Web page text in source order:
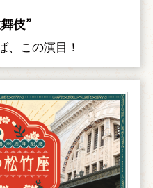
伎”
、この演目！